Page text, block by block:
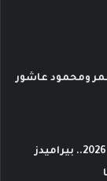
ومحمود عاشور
بين إنجازات 2025 وطموحات 2026.. بيراميدز